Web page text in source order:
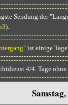
Sendung der
).
ist einige
4/4. Tage